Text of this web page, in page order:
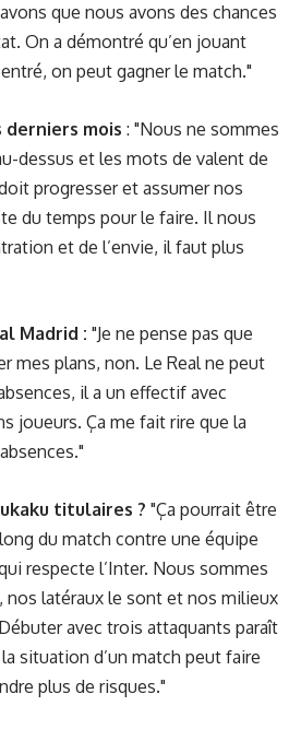
que nous avons des chances
On a démontré qu’en jouant
on peut gagner le match."
derniers mois : "Nous ne sommes
dessus et les mots de valent de
progresser et assumer nos
du temps pour le faire. Il nous
et de l’envie, il faut plus
Madrid : "Je ne pense pas que
mes plans, non. Le Real ne peut
il a un effectif avec
joueurs. Ça me fait rire que la
titulaires ? "Ça pourrait être
du match contre une équipe
respecte l’Inter. Nous sommes
nos latéraux le sont et nos milieux
avec trois attaquants paraît
situation d’un match peut faire
plus de risques."